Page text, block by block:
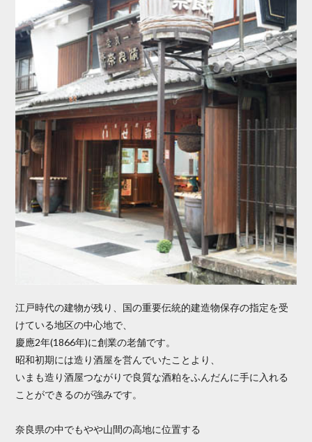
江戸時代の建物が残り、国の重要伝統的建造物保存の指定を受
けている地区の中心地で、
慶應2年(1866年)に創業の老舗です。
昭和初期には造り酒屋を営んでいたことより、
いまも造り酒屋つながりで良質な酒粕をふんだんに手に入れる
ことができるのが強みです。
奈良県の中でもやや山間の高地に位置する